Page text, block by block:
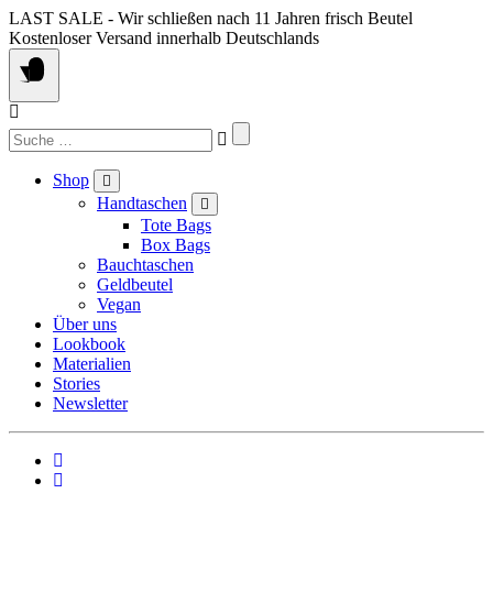
Springe
zum
Inhalt
LAST SALE - Wir schließen nach 11 Jahren frisch Beutel
Kostenloser Versand innerhalb Deutschlands
Suchen
nach:
Shop
Handtaschen
Tote Bags
Box Bags
Bauchtaschen
Geldbeutel
Vegan
Über uns
Lookbook
Materialien
Stories
Newsletter